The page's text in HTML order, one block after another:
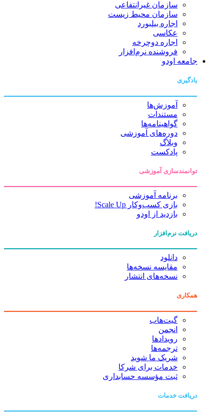
سازمان غیرانتفاعی
سازمان محیط زیست
اجاره بیلبورد
عکاسی
اجاره دوچرخه
فروشنده نرم‌افزار
جامعه اودو
یادگیری
آموزش‌ها
مستندات
گواهینامه‌ها
دوره‌های آموزشی
وبلاگ
پادکست
توانمندسازی آموزشی
برنامه آموزشی
بازی کسب‌وکار Scale Up!
بازدید از اودو
دریافت نرم‌افزار
دانلود
مقایسه نسخه‌ها
نسخه‌های انتشار
همکاری
گیت‌هاب
انجمن
رویدادها
ترجمه‌ها
شریک ما شوید
خدمات برای شرکا
ثبت مؤسسه حسابداری
دریافت خدمات